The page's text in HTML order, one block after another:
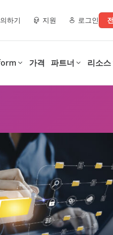
하기 지원 로그인
안전한 협업
속화를 위한
공합니다.
안 인사이
AvePoint의
환경을 지원
화하고 보호
는 동시에, 생
데이터 기반
가격 파트너
구매처
파트너 데모 라이브러리
학습 & 인증
리소스
정보 관리
MSP를 위한 4가
365 백업 체크리